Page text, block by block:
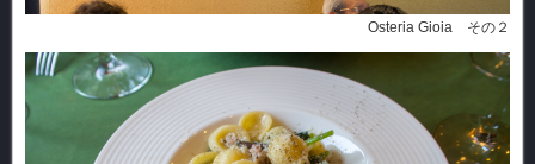
Osteria Gioia その２